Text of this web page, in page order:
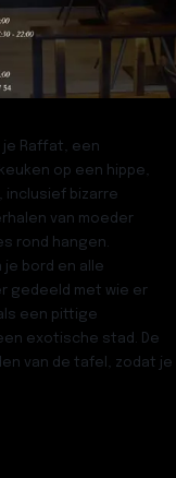
je Raffat, een
op een hippe,
inclusief bizarre
van moeder
rond hangen.
je bord en alle
gedeeld met wie er
een pittige
exotische stad. De
van de tafel, zodat je